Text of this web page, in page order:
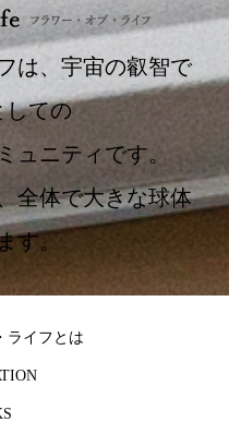
は、宇宙の叡智で
しての
ュニティです。
全体で大きな球体
す。
ライフとは